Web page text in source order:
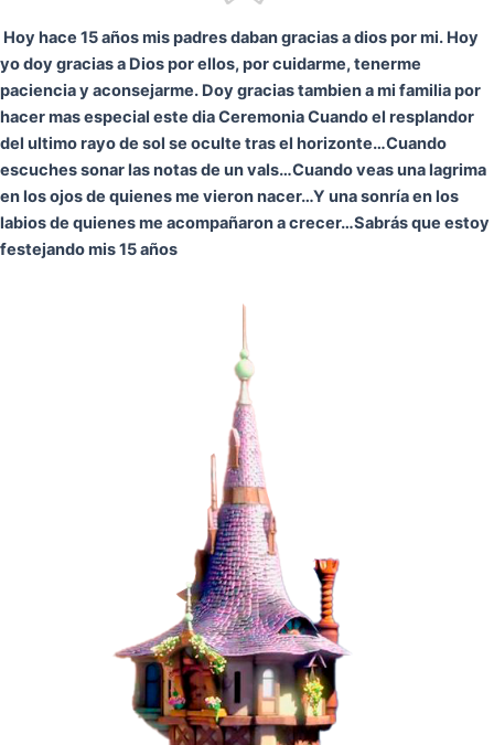
Hoy hace 15 años mis padres daban gracias a dios por mi. Hoy
yo doy gracias a Dios por ellos, por cuidarme, tenerme
paciencia y aconsejarme. Doy gracias tambien a mi familia por
hacer mas especial este dia CeremoniaCuando el resplandor
del ultimo rayo de sol se oculte tras el horizonte…Cuando
escuches sonar las notas de un vals…Cuando veas una lagrima
en los ojos de quienes me vieron nacer…Y una sonría en los
labios de quienes me acompañaron a crecer…Sabrás que estoy
festejando mis 15 años